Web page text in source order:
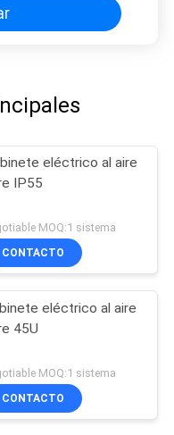
eléctrico al aire
IP55
MOQ:1 sistema
CONTACTO
eléctrico al aire
45U
MOQ:1 sistema
CONTACTO